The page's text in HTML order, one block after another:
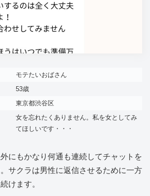
モテたいおばさん
53歳
東京都渋谷区
女を忘れたくありません。私を女としてみ
てほしいです・・・
にもかなり何通も連続してチャットを
サクラは男性に返信させるために一方
けます。